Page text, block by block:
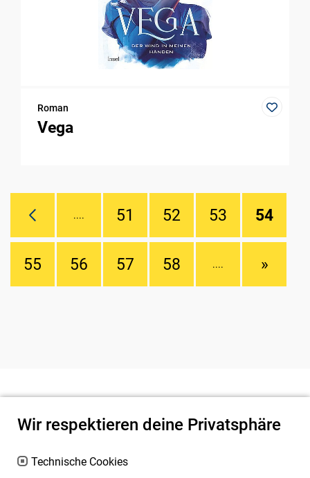
Roman
Vega
.... 51 52 53 54
55 56 57 58 .... »
Wir respektieren deine Privatsphäre
Technische Cookies